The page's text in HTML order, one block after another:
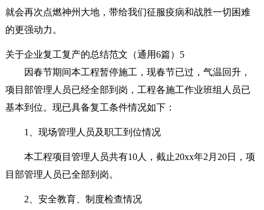
就会再次点燃神州大地，带给我们征服疫病和战胜一切困难
的更强动力。
关于企业复工复产的总结范文（通用6篇）5
因春节期间本工程暂停施工，现春节已过，气温回升，
项目部管理人员已经全部到岗，工程各施工作业班组人员已
基本到位。现已具备复工条件情况如下：
1、现场管理人员及职工到位情况
本工程项目管理人员共有10人，截止20xx年2月20日，项
目部管理人员已全部到岗。
2、安全教育、制度检查情况